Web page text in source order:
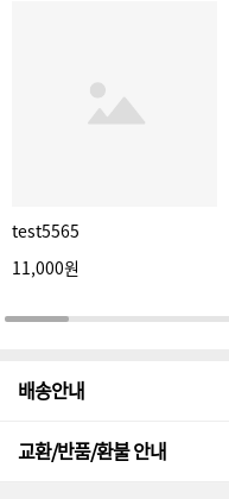
test5565
11,000원
배송안내
교환/반품/환불 안내